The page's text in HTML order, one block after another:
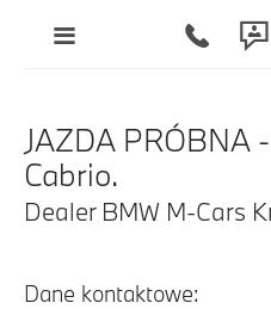
JAZDA PRÓBNA
Cabrio.
Dealer BMW M-Cars
Dane kontaktowe: